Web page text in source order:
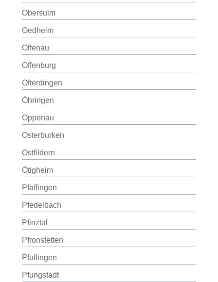
Obersulm
Oedheim
Offenau
Offenburg
Ofterdingen
Öhringen
Oppenau
Osterburken
Ostfildern
Ötigheim
Pfäffingen
Pfedelbach
Pfinztal
Pfronstetten
Pfullingen
Pfungstadt